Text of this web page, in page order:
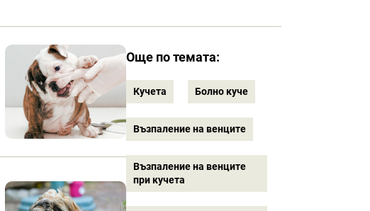
Още по темата:
Кучета Болно куче
Възпаление на венците
Възпаление на венците
при кучета